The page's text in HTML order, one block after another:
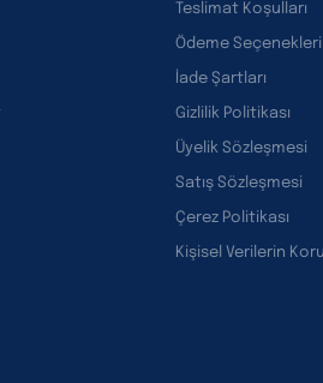
Teslimat Koşulları
Ödeme Seçenekleri
İade Şartları
Gizlilik Politikası
Üyelik Sözleşmesi
Satış Sözleşmesi
Çerez Politikası
Kişisel Verilerin